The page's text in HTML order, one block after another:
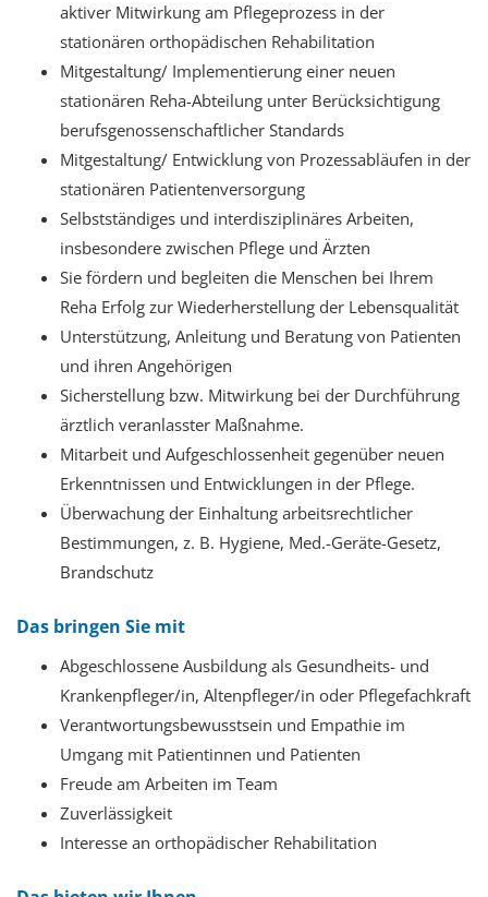
aktiver Mitwirkung am Pflegeprozess in der
stationären orthopädischen Rehabilitation
Mitgestaltung/ Implementierung einer neuen
stationären Reha-Abteilung unter Berücksichtigung
berufsgenossenschaftlicher Standards
Mitgestaltung/ Entwicklung von Prozessabläufen in der
stationären Patientenversorgung
Selbstständiges und interdisziplinäres Arbeiten,
insbesondere zwischen Pflege und Ärzten
Sie fördern und begleiten die Menschen bei Ihrem
Reha Erfolg zur Wiederherstellung der Lebensqualität
Unterstützung, Anleitung und Beratung von Patienten
und ihren Angehörigen
Sicherstellung bzw. Mitwirkung bei der Durchführung
ärztlich veranlasster Maßnahme.
Mitarbeit und Aufgeschlossenheit gegenüber neuen
Erkenntnissen und Entwicklungen in der Pflege.
Überwachung der Einhaltung arbeitsrechtlicher
Bestimmungen, z. B. Hygiene, Med.-Geräte-Gesetz,
Brandschutz
Das bringen Sie mit
Abgeschlossene Ausbildung als Gesundheits- und
Krankenpfleger/in, Altenpfleger/in oder Pflegefachkraft
Verantwortungsbewusstsein und Empathie im
Umgang mit Patientinnen und Patienten
Freude am Arbeiten im Team
Zuverlässigkeit
Interesse an orthopädischer Rehabilitation